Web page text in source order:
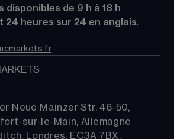
disponibles de 9 h à 18 h
et 24 heures sur 24 en anglais.
Neue Mainzer Str. 46-50,
sur-le-Main, Allemagne
Londres, EC3A 7BX,